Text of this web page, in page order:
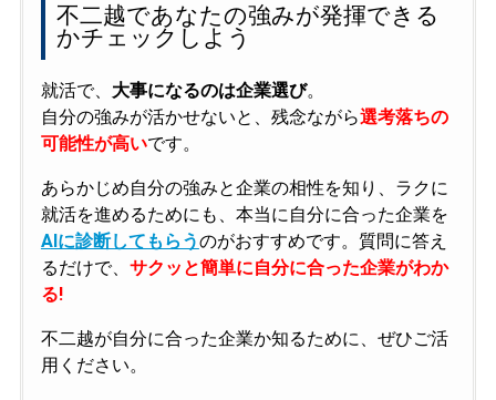
不二越であなたの強みが発揮できる
かチェックしよう
就活で、 大事になるのは企業選び。
自分の強みが活かせないと、残念ながら選考落ちの
可能性が高いです。
あらかじめ自分の強みと企業の相性を知り、ラクに
就活を進めるためにも、本当に自分に合った企業を
AIに診断してもらうのがおすすめです。質問に答え
るだけで、 サクッと簡単に自分に合った企業がわか
る!
不二越が自分に合った企業か知るために、ぜひご活
用ください。